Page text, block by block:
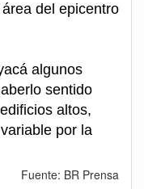
del epicentro
algunos
sentido
altos,
por la
Fuente: BR Prensa